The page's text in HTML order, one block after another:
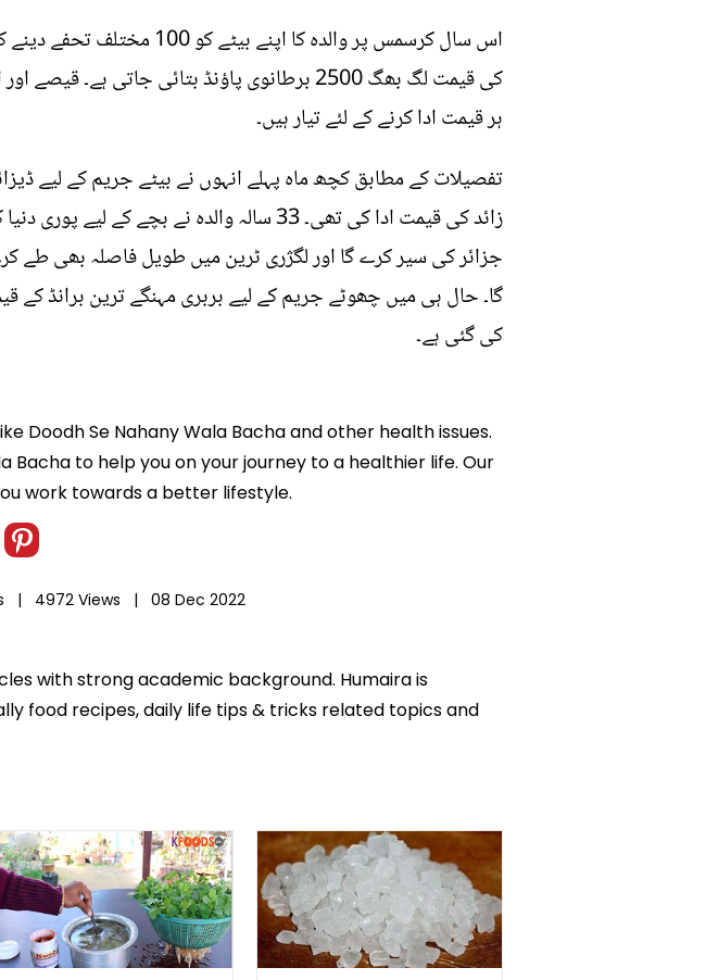
اس سال کرسمس پر والدہ کا
کی قیمت لگ بھگ 2500 برطانوی پاؤنڈ بتائی
ہر قیمت ادا کرنے کے لئے تیار ہیں۔
تفصیلات کے مطابق کچھ ماہ پہلے انہوں نے بیٹے جریم کے لیے
زائد کی قیمت ادا کی تھی۔ 33 سالہ والدہ نے
کی گئی ہے۔
Doodh Se Nahany Wala Bacha and other health issues.
to help you on your journey to a healthier life. Our
work towards a better lifestyle.
| 4972 Views | 08 Dec 2022
with strong academic background. Humaira is
food recipes, daily life tips & tricks related topics and